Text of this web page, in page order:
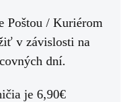
Poštou / Kuriérom
v závislosti na
dní.
je 6,90€